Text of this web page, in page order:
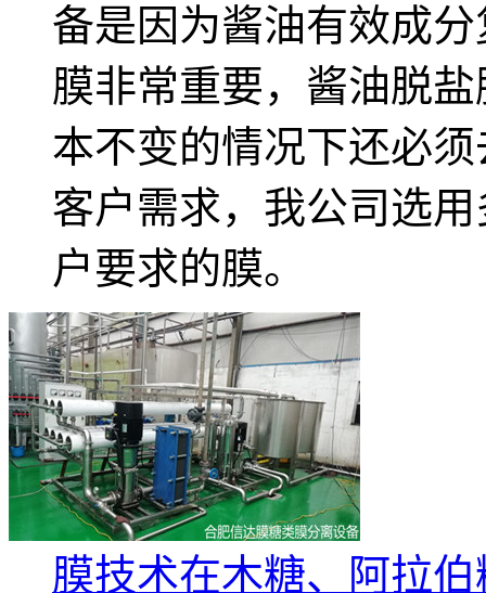
备是因为酱油有效成
膜非常重要，酱油脱
本不变的情况下还必
客户需求，我公司选
户要求的膜。
膜技术在木糖、阿拉